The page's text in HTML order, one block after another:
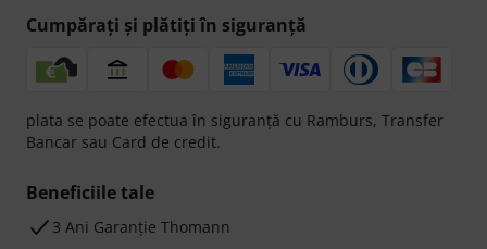
Cumpărați și plătiți în siguranță
plata se poate efectua în siguranță cu Ramburs, Transfer
Bancar sau Card de credit.
Beneficiile tale
3 Ani Garanție Thomann